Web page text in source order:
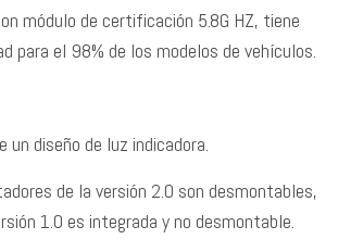
módulo de certificación 5.8G HZ, tiene
para el 98% de los modelos de vehículos.
un diseño de luz indicadora.
de la versión 2.0 son desmontables,
1.0 es integrada y no desmontable.